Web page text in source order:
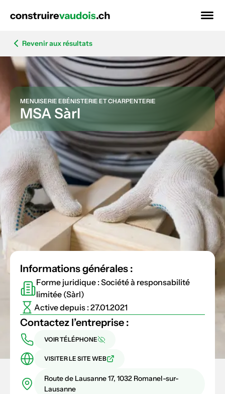
Revenir aux résultats
MENUISERIE EBÉNISTERIE ET CHARPENTERIE
MSA Sàrl
Informations générales :
Forme juridique : Société à responsabilité
limitée (Sàrl)
Active depuis : 27.01.2021
Contactez l’entreprise :
VOIR TÉLÉPHONE
VISITER LE SITE WEB
Route de Lausanne 17, 1032 Romanel-sur-
Lausanne